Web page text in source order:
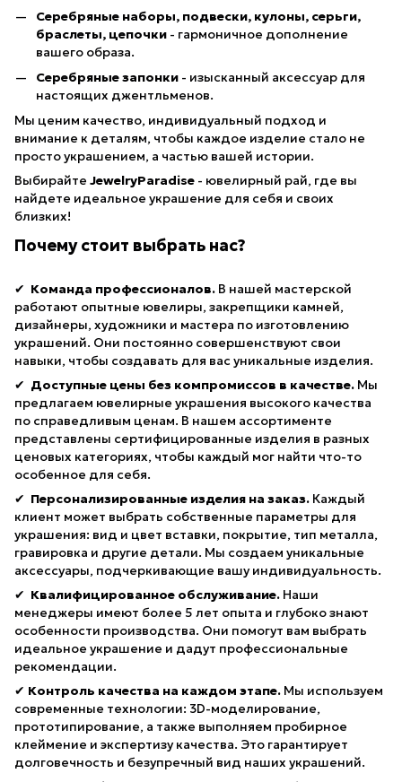
Серебряные наборы, подвески, кулоны, серьги,
браслеты, цепочки - гармоничное дополнение
вашего образа.
Серебряные запонки - изысканный аксессуар для
настоящих джентльменов.
Мы ценим качество, индивидуальный подход и
внимание к деталям, чтобы каждое изделие стало не
просто украшением, а частью вашей истории.
Выбирайте JewelryParadise - ювелирный рай, где вы
найдете идеальное украшение для себя и своих
близких!
Почему стоит выбрать нас?
✔ Команда профессионалов. В нашей мастерской
работают опытные ювелиры, закрепщики камней,
дизайнеры, художники и мастера по изготовлению
украшений. Они постоянно совершенствуют свои
навыки, чтобы создавать для вас уникальные изделия.
✔ Доступные цены без компромиссов в качестве. Мы
предлагаем ювелирные украшения высокого качества
по справедливым ценам. В нашем ассортименте
представлены сертифицированные изделия в разных
ценовых категориях, чтобы каждый мог найти что-то
особенное для себя.
✔ Персонализированные изделия на заказ. Каждый
клиент может выбрать собственные параметры для
украшения: вид и цвет вставки, покрытие, тип металла,
гравировка и другие детали. Мы создаем уникальные
аксессуары, подчеркивающие вашу индивидуальность.
✔ Квалифицированное обслуживание. Наши
менеджеры имеют более 5 лет опыта и глубоко знают
особенности производства. Они помогут вам выбрать
идеальное украшение и дадут профессиональные
рекомендации.
✔ Контроль качества на каждом этапе. Мы используем
современные технологии: 3D-моделирование,
прототипирование, а также выполняем пробирное
клеймение и экспертизу качества. Это гарантирует
долговечность и безупречный вид наших украшений.